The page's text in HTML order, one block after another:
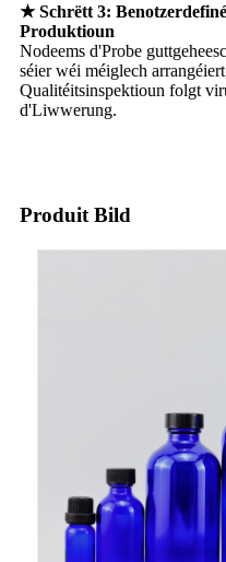
★ Schrëtt 3:
Produktioun
Nodeems d'Probe
séier wéi méiglech
Qualitéitsinspektioun folgt
d'Liwwerung.
Produit Bild